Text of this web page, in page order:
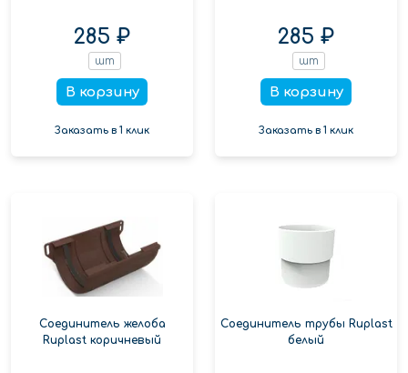
285 ₽
шт
В корзину
Заказать в 1 клик
285 ₽
шт
В корзину
Заказать в 1 клик
Соединитель желоба
Ruplast коричневый
Соединитель трубы Ruplast
белый